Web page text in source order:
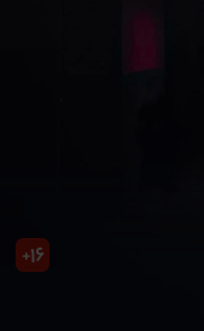
16
+